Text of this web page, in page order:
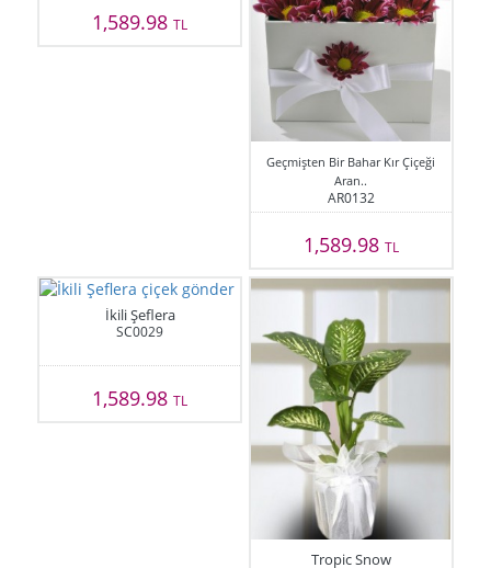
1,589.98TL
Geçmişten Bir Bahar Kır Çiçeği
Aran..
AR0132
1,589.98 TL
İkili Şeflera
SC0029
1,589.98TL
Tropic Snow